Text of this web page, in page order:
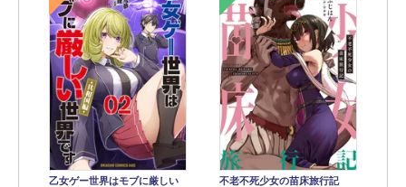
乙女ゲー世界はモブに厳しい
不老不死少女の苗床旅行記